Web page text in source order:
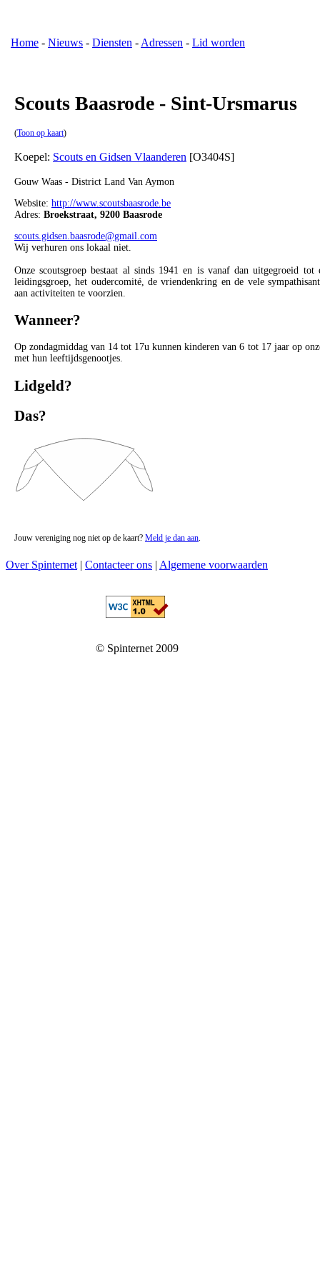
Home - Nieuws - Diensten - Adressen - Lid worden
Scouts Baasrode - Sint-Ursmarus
(Toon op kaart)
Koepel: Scouts en Gidsen Vlaanderen [O3404S]
Gouw Waas - District Land Van Aymon
Website: http://www.scoutsbaasrode.be
Adres: Broekstraat, 9200 Baasrode
scouts.gidsen.baasrode@gmail.com
Wij verhuren ons lokaal niet.
Onze scoutsgroep bestaat al sinds 1941 en is vanaf dan uitgegroeid
leidingsgroep, het oudercomité, de vriendenkring en de vele
aan activiteiten te voorzien.
Wanneer?
Op zondagmiddag van 14 tot 17u kunnen kinderen van 6 tot 17 jaar op
met hun leeftijdsgenootjes.
Lidgeld?
Das?
Jouw vereniging nog niet op de kaart? Meld je dan aan.
Over Spinternet | Contacteer ons | Algemene voorwaarden
© Spinternet 2009